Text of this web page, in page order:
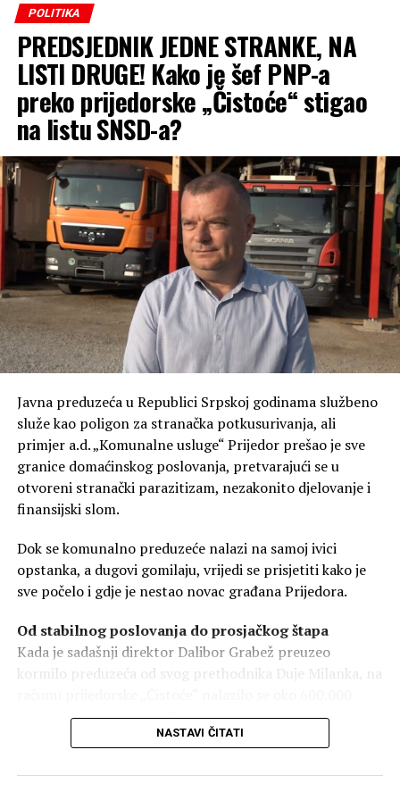
„Srpski narod je preživio
‘Oluju’, a da li će politiku
SNSD-a? Narod kaže da se
više prvačića iz Mrkonjić
Grada upisalo u školu u
Lincu nego u samom
Mrkonjić Gradu.
Demografska politika
SNSD-a, koja je dovela do
svega 100 prvačića u
Mrkonjić Gradu,
jednostavno nema nikakvu
perspektivu“, istakao je
Kresojević.
Borci sačuvali Srpsku, a vlast je prazni
Prema riječima narodnog poslanika, neshvatljivo je da
vlast troši budžetski novac na razne druge prioritete,
dok se ključno pitanje – opstanak naroda – potpuno
zanemaruje.
„Borci su dali posljednji
atom snage da sačuvari
Republiku Srpsku, a vlast
zemlja prazni. Postavlja se
pitanje – zašto novca u
budžetu ima za sve osim za
POLITIKA
PREDSJEDNIK JEDNE STRANKE, NA
LISTI DRUGE! Kako je šef PNP-a
preko prijedorske „Čistoće“ stigao
na listu SNSD-a?
Javna preduzeća u Republici Srpskoj godinama službeno
služe kao poligon za stranačka potkusurivanja, ali
primjer a.d. „Komunalne usluge“ Prijedor prešao je sve
granice domaćinskog poslovanja, pretvarajući se u
otvoreni stranački parazitizam, nezakonito djelovanje i
finansijski slom.
Dok se komunalno preduzeće nalazi na samoj ivici
opstanka, a dugovi gomilaju, vrijedi se prisjetiti kako je
sve počelo i gdje je nestao novac građana Prijedora.
Od stabilnog poslovanja do prosjačkog štapa
Kada je sadašnji direktor Dalibor Grabež preuzeo
kormilo preduzeća od svog prethodnika Duje Milanka, na
konvertibilnih maraka. Taj novac bio je sasvim dovoljan
da se bez ikakvih trzavica isplate dvije kompletne
tekuća likvidnost.
NASTAVI ČITATI